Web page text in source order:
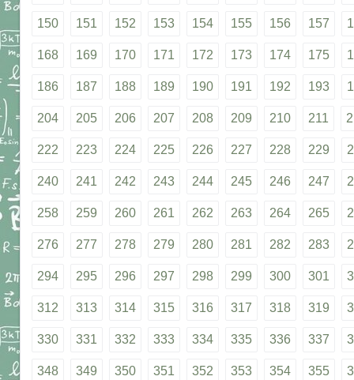
150 151 152 153 154 155 156 157
168 169 170 171 172 173 174 175
186 187 188 189 190 191 192 193
204 205 206 207 208 209 210 211
222 223 224 225 226 227 228 229
240 241 242 243 244 245 246 247
258 259 260 261 262 263 264 265
276 277 278 279 280 281 282 283
294 295 296 297 298 299 300 301
312 313 314 315 316 317 318 319
330 331 332 333 334 335 336 337
348 349 350 351 352 353 354 355